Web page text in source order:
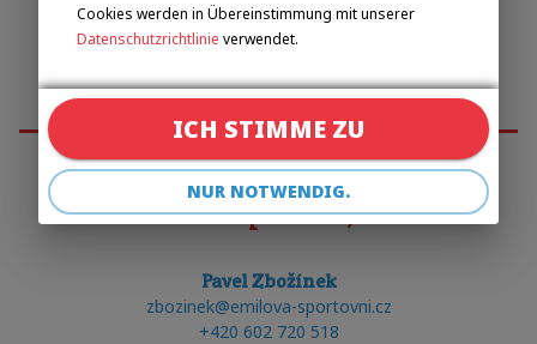
Emilova sportovní, z.s.
Pavel Zbožínek
zbozinek@emilova-sportovni.cz
+420 602 720 518
Cookies werden in Übereinstimmung mit unserer
Datenschutzrichtlinie verwendet.
NUR NOTWENDIG.
ICH STIMME ZU